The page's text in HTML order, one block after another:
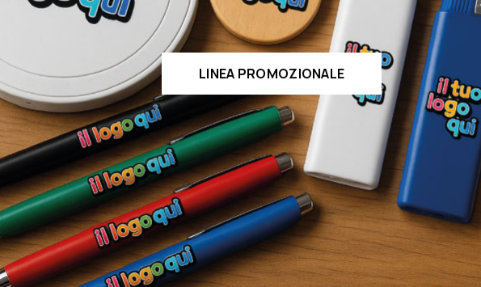
LINEA PROMOZIONALE